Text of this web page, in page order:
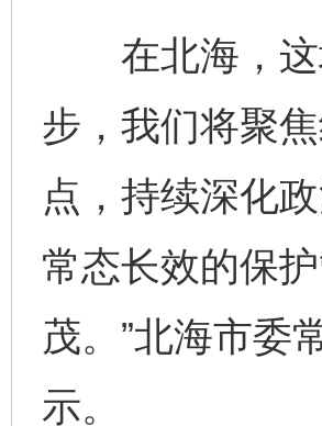
在北海，这
步，我们将聚
点，持续深化
常态长效的保
茂。”北海市委
示。
完善运行机制助力责任有效落实